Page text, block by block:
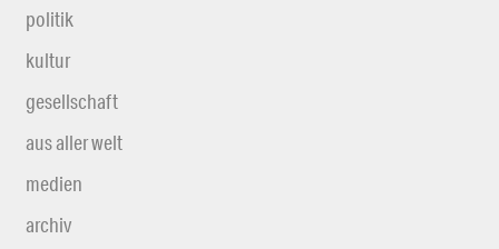
politik
kultur
gesellschaft
aus aller welt
medien
archiv